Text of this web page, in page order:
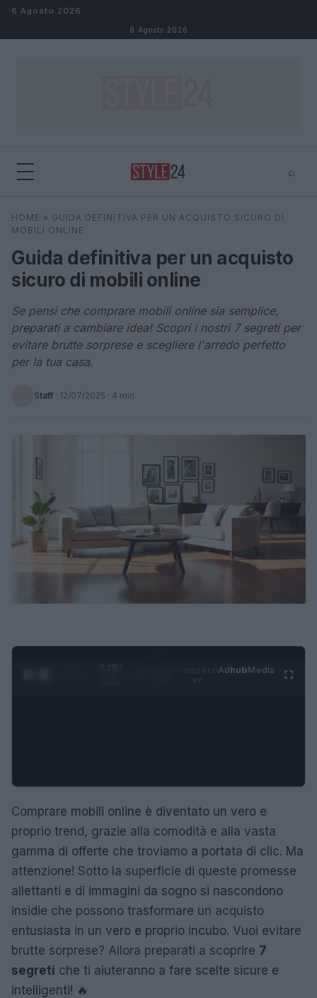
Salta al contenuto
6 Agosto 2026
6 Agosto 2026
⌕
Cerca ⌕
HOME » GUIDA DEFINITIVA PER UN ACQUISTO SICURO DI
MOBILI ONLINE
Guida definitiva per un acquisto
sicuro di mobili online
Se pensi che comprare mobili online sia semplice,
preparati a cambiare idea! Scopri i nostri 7 segreti per
evitare brutte sorprese e scegliere l'arredo perfetto
per la tua casa.
Staff · 12/07/2025 · 4 min
0:29 /
AdhubMedia
Comprare mobili online è diventato un vero e
proprio trend, grazie alla comodità e alla vasta
gamma di offerte che troviamo a portata di clic. Ma
attenzione! Sotto la superficie di queste promesse
allettanti e di immagini da sogno si nascondono
insidie che possono trasformare un acquisto
entusiasta in un vero e proprio incubo. Vuoi evitare
brutte sorprese? Allora preparati a scoprire 7
segreti che ti aiuteranno a fare scelte sicure e
intelligenti! 🔥